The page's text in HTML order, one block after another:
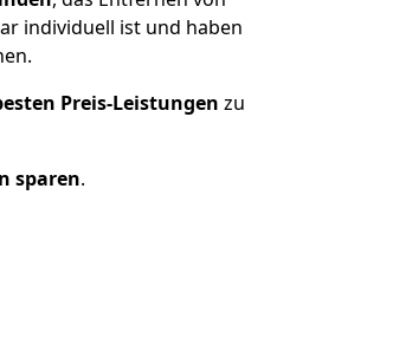
individuell ist und haben
Preis-Leistungen zu
sparen.